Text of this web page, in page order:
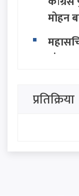
मोहन
सत्ता
प्रतिक्रिया